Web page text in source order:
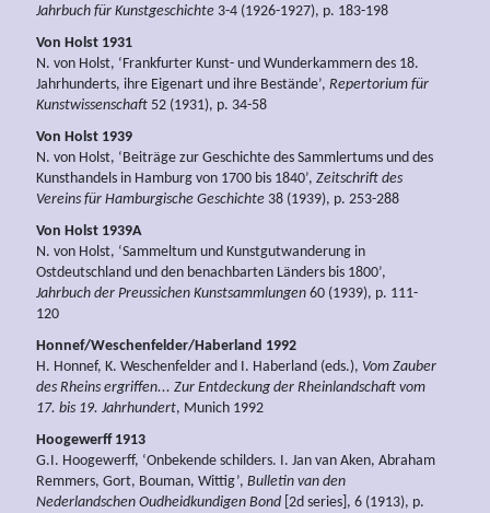
Jahrbuch für Kunstgeschichte 3-4 (1926-1927), p. 183-198
Von Holst 1931
N. von Holst, ‘Frankfurter Kunst- und Wunderkammern des 18.
Jahrhunderts, ihre Eigenart und ihre Bestände’, Repertorium für
Kunstwissenschaft 52 (1931), p. 34-58
Von Holst 1939
N. von Holst, ‘Beiträge zur Geschichte des Sammlertums und des
Kunsthandels in Hamburg von 1700 bis 1840’, Zeitschrift des
Vereins für Hamburgische Geschichte 38 (1939), p. 253-288
Von Holst 1939A
N. von Holst, ‘Sammeltum und Kunstgutwanderung in
Ostdeutschland und den benachbarten Länders bis 1800’,
Jahrbuch der Preussichen Kunstsammlungen 60 (1939), p. 111-
120
Honnef/Weschenfelder/Haberland 1992
H. Honnef, K. Weschenfelder and I. Haberland (eds.), Vom Zauber
des Rheins ergriffen... Zur Entdeckung der Rheinlandschaft vom
17. bis 19. Jahrhundert, Munich 1992
Hoogewerff 1913
G.I. Hoogewerff, ‘Onbekende schilders. I. Jan van Aken, Abraham
Remmers, Gort, Bouman, Wittig’, Bulletin van den
Nederlandschen Oudheidkundigen Bond [2d series], 6 (1913), p.